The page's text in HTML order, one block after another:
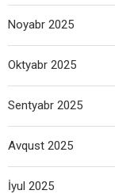
Noyabr 2025
Oktyabr 2025
Sentyabr 2025
Avqust 2025
İyul 2025